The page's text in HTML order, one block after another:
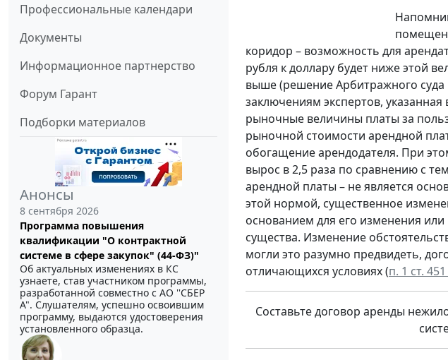
Профессиональные календари
Документы
Информационное партнерство
Форум Гарант
Подборки материалов
Анонсы
8 сентября 2026
Программа повышения
квалификации "О контрактной
системе в сфере закупок" (44-ФЗ)"
Об актуальных изменениях в КС
узнаете, став участником программы,
разработанной совместно с АО ''СБЕР
А". Слушателям, успешно освоившим
программу, выдаются удостоверения
установленного образца.
коридор – возможность для
рубля к доллару будет ниже этой
выше (решение Арбитражного суда
заключениям экспертов,
рыночные величины платы за
рыночной стоимости арендной
обогащение арендодателя. При
вырос в 2,5 раза по сравнению с
арендной платы – не является
этой нормой, существенное
основанием для его изменения
существа. Изменение
могли это разумно предвидеть,
отличающихся условиях (п. 1 ст.
Составьте договор аренды